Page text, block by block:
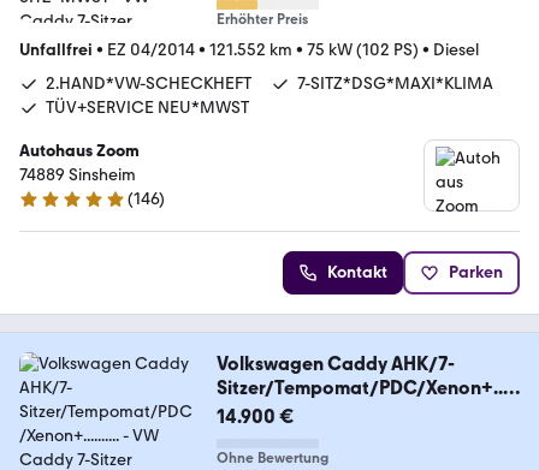
Erhöhter Preis
Unfallfrei • EZ 04/2014• 121.552 km • 75 kW (102 PS) • Diesel
2.HAND*VW-SCHECKHEFT
7-SITZ*DSG*MAXI*KLIMA
TÜV+SERVICE NEU*MWST
Autohaus Zoom
74889 Sinsheim
4.9 Sterne
(146)
Kontakt Parken
Volkswagen Caddy AHK/7-
Sitzer/Tempomat/PDC/Xenon+.....
.....
14.900 €
Ohne Bewertung